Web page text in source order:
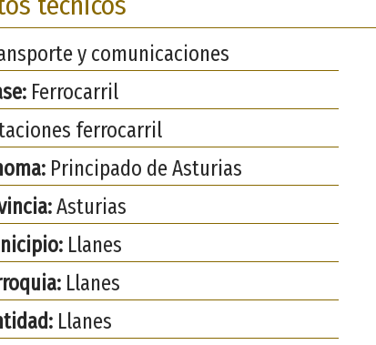
y comunicaciones
Ferrocarril
ferrocarril
Principado de Asturias
Asturias
Llanes
Llanes
Llanes